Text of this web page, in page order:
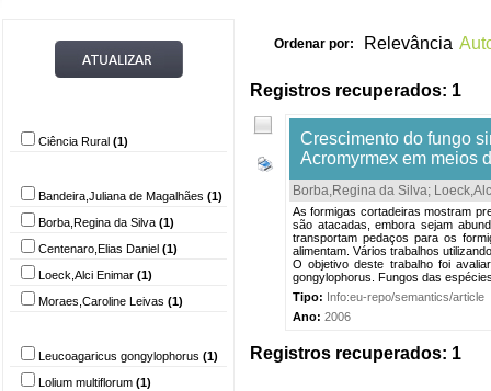
Ciência Rural (1)
Bandeira,Juliana de Magalhães (1)
Borba,Regina da Silva (1)
Centenaro,Elias Daniel (1)
Loeck,Alci Enimar (1)
Moraes,Caroline Leivas (1)
Leucoagaricus gongylophorus (1)
Lolium multiflorum (1)
Ordenar por: Relevância
Registros recuperados: 1
Crescimento do fungo
Acromyrmex em meios
Borba,Regina da Silva;
As formigas cortadeiras mostram
são atacadas, embora sejam
transportam pedaços para os
alimentam. Vários trabalhos
O objetivo deste trabalho foi
gongylophorus. Fungos das
Tipo: Info:eu-repo/semantics/article
Ano: 2006
Registros recuperados: 1